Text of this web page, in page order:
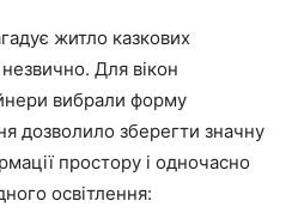
житло казкових
Для вікон
вибрали форму
дозволило зберегти значну
простору і одночасно
освітлення: